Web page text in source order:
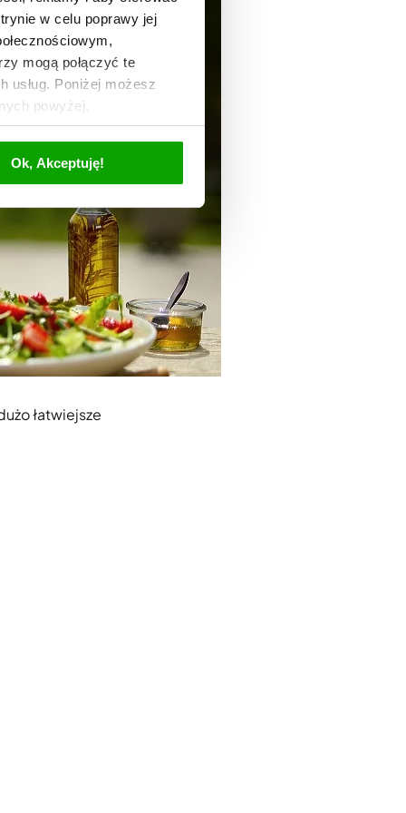
w celu poprawy jej
mogą połączyć te
usług. Poniżej możesz
powyżej.
Ok, Akceptuję!
łatwiejsze